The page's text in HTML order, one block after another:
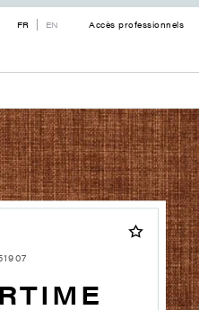
FR EN Accès professionnels